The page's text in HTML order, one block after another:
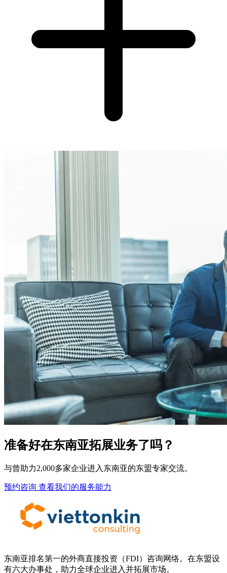
准备好在东南亚拓展业务了吗？
与曾助力2,000多家企业进入东南亚的东盟专家交流。
预约咨询 查看我们的服务能力
东南亚排名第一的外商直接投资（FDI）咨询网络。在东盟设
有六大办事处，助力全球企业进入并拓展市场。